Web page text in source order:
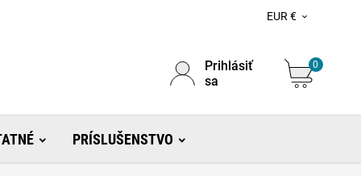
EUR € 
Prihlásiť
sa
0
PRÍSLUŠENSTVO